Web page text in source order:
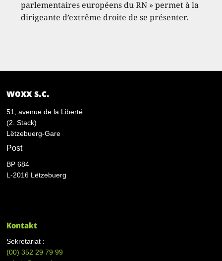
parlementaires européens du RN » permet à la
dirigeante d’extrême droite de se présenter.
woxx s.c.
51, avenue de la Liberté
(2. Stack)
Lëtzebuerg-Gare
Post
BP 684
L-2016 Lëtzebuerg
Kontakt
Sekretariat :
(00)352 29 79 99